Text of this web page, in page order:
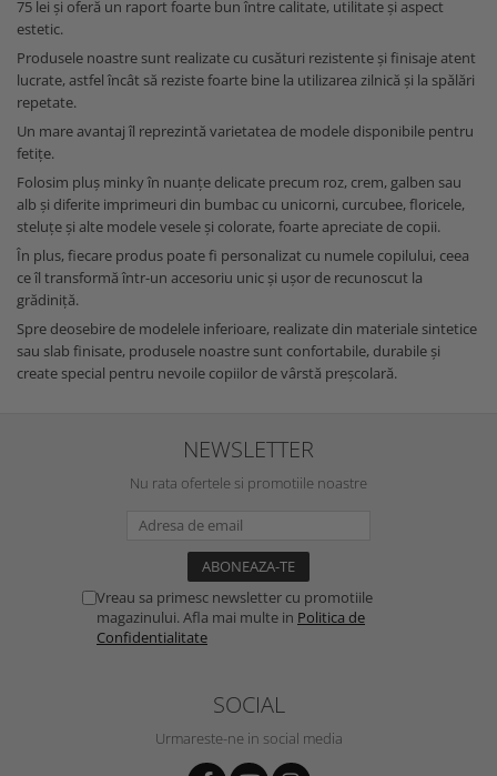
75 lei și oferă un raport foarte bun între calitate, utilitate și aspect
estetic.
Produsele noastre sunt realizate cu cusături rezistente și finisaje atent
lucrate, astfel încât să reziste foarte bine la utilizarea zilnică și la spălări
repetate.
Un mare avantaj îl reprezintă varietatea de modele disponibile pentru
fetițe.
Folosim pluș minky în nuanțe delicate precum roz, crem, galben sau
alb și diferite imprimeuri din bumbac cu unicorni, curcubee, floricele,
steluțe și alte modele vesele și colorate, foarte apreciate de copii.
În plus, fiecare produs poate fi personalizat cu numele copilului, ceea
ce îl transformă într-un accesoriu unic și ușor de recunoscut la
grădiniță.
Spre deosebire de modelele inferioare, realizate din materiale sintetice
sau slab finisate, produsele noastre sunt confortabile, durabile și
create special pentru nevoile copiilor de vârstă preșcolară.
NEWSLETTER
Nu rata ofertele si promotiile noastre
Vreau sa primesc newsletter cu promotiile
magazinului. Afla mai multe in Politica de
Confidentialitate
SOCIAL
Urmareste-ne in social media